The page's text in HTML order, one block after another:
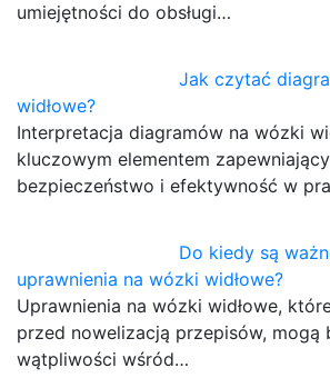
umiejętności do obsługi…
Jak czytać
widłowe?
Interpretacja diagramów na wózki
kluczowym elementem
bezpieczeństwo i efektywność w
Do kiedy są
uprawnienia na wózki widłowe?
Uprawnienia na wózki widłowe,
przed nowelizacją przepisów, mogą
wątpliwości wśród…